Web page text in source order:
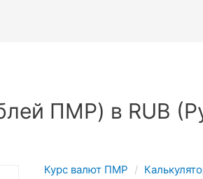
ПМР) в RUB
Курс валют ПМР